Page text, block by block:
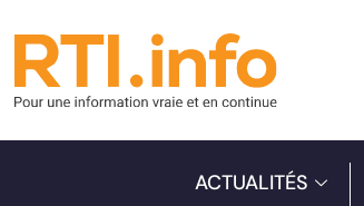
ACTUALITÉS